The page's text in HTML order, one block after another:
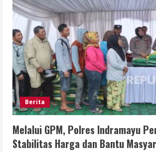
Berita
Melalui GPM, Polres Indramayu
Stabilitas Harga dan Bantu